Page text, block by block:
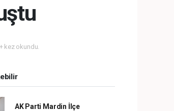
kez okundu.
AK Parti Mardin İlçe